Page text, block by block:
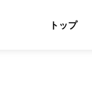
トップ